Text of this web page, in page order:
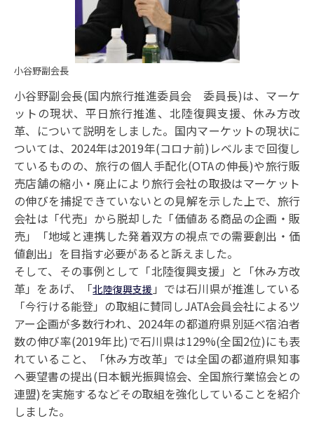
小谷野副会長
小谷野副会長(国内旅行推進委員会 委員長)は、マーケ
ットの現状、平日旅行推進、北陸復興支援、休み方改
革、について説明をしました。国内マーケットの現状に
ついては、2024年は2019年(コロナ前)レベルまで回復し
ているものの、旅行の個人手配化(OTAの伸長)や旅行販
売店舗の縮小・廃止により旅行会社の取扱はマーケット
の伸びを捕捉できていないとの見解を示した上で、旅行
会社は「代売」から脱却した「価値ある商品の企画・販
売」「地域と連携した発着双方の視点での需要創出・価
値創出」を目指す必要があると訴えました。
そして、その事例として「北陸復興支援」と「休み方改
革」をあげ、「北陸復興支援 」では石川県が推進している
「今行ける能登」の取組に賛同しJATA会員会社によるツ
アー企画が多数行われ、2024年の都道府県別延べ宿泊者
数の伸び率(2019年比)で石川県は129%(全国2位)にも表
れていること、「休み方改革」では全国の都道府県知事
へ要望書の提出(日本観光振興協会、全国旅行業協会との
連盟)を実施するなどその取組を強化していることを紹介
しました。